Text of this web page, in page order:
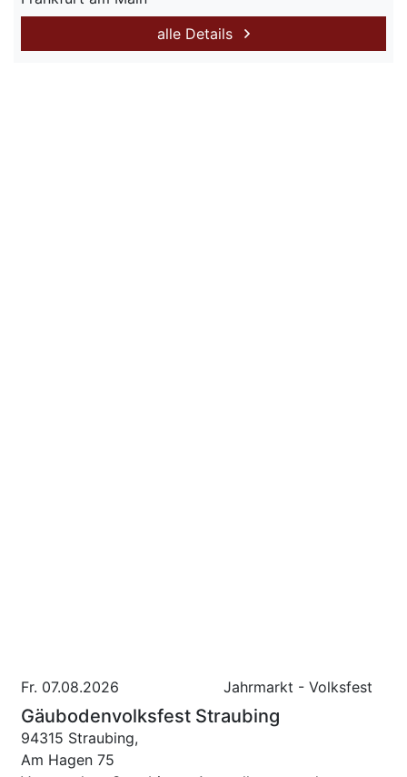
alle Details
Fr. 07.08.2026 Jahrmarkt - Volksfest
Gäubodenvolksfest Straubing
94315 Straubing,
Am Hagen 75